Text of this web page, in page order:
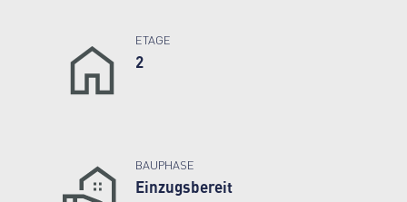
ETAGE
2
BAUPHASE
Einzugsbereit